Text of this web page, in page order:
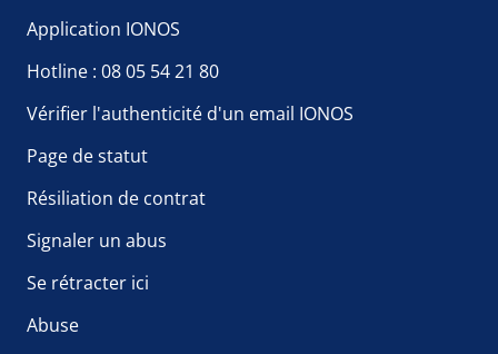
Application IONOS
Hotline : 08 05 54 21 80
Vérifier l'authenticité d'un email IONOS
Page de statut
Résiliation de contrat
Signaler un abus
Se rétracter ici
Abuse